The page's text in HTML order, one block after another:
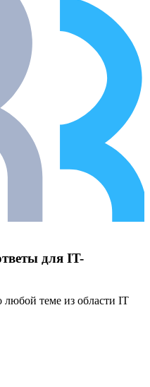
для IT-
теме из области IT